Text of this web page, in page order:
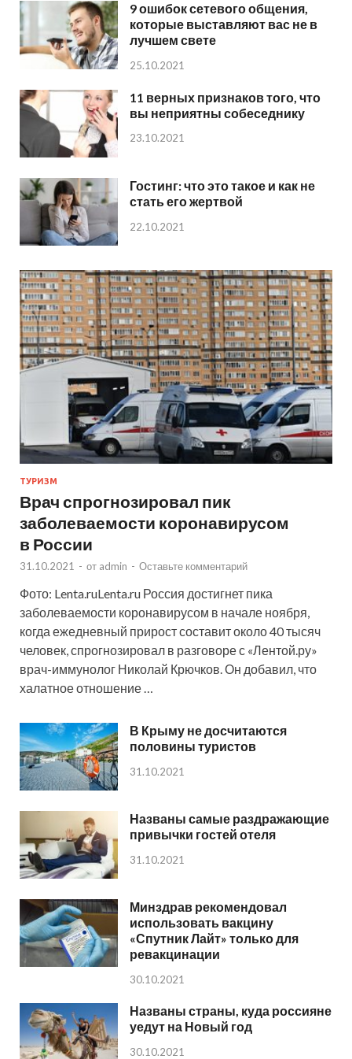
9 ошибок сетевого общения,
которые выставляют вас не в
лучшем свете
25.10.2021
11 верных признаков того, что
вы неприятны собеседнику
23.10.2021
Гостинг: что это такое и как не
стать его жертвой
22.10.2021
ТУРИЗМ
Врач спрогнозировал пик
заболеваемости коронавирусом
в России
31.10.2021 - от admin - Оставьте комментарий
Фото: Lenta.ruLenta.ru Россия достигнет пика
заболеваемости коронавирусом в начале ноября,
когда ежедневный прирост составит около 40 тысяч
человек, спрогнозировал в разговоре с «Лентой.ру»
врач-иммунолог Николай Крючков. Он добавил, что
халатное отношение …
В Крыму не досчитаются
половины туристов
31.10.2021
Названы самые раздражающие
привычки гостей отеля
31.10.2021
Минздрав рекомендовал
использовать вакцину
«Спутник Лайт» только для
ревакцинации
30.10.2021
Названы страны, куда россияне
уедут на Новый год
30.10.2021